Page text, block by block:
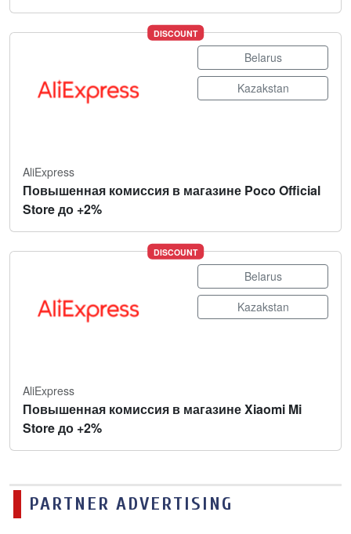
DISCOUNT
Belarus
Kazakstan
AliExpress
Повышенная комиссия в магазине Poco Official
Store до +2%
DISCOUNT
Belarus
Kazakstan
AliExpress
Повышенная комиссия в магазине Xiaomi Mi
Store до +2%
PARTNER ADVERTISING